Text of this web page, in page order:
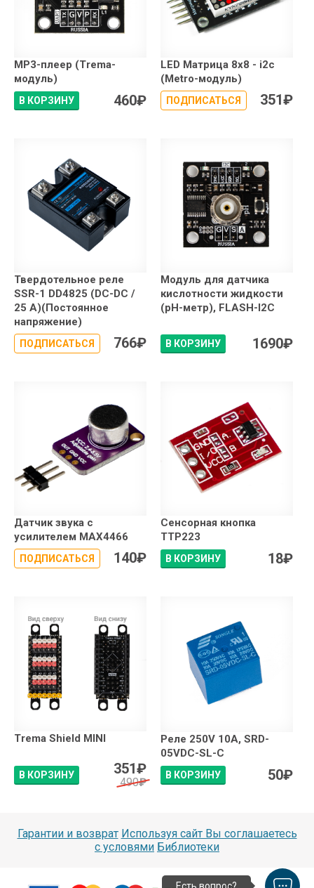
MP3-плеер (Trema-
модуль)
В КОРЗИНУ 460₽
LED Матрица 8x8 - i2c
(Metro-модуль)
ПОДПИСАТЬСЯ 351₽
Твердотельное реле
SSR-1 DD4825 (DC-DC /
25 А)(Постоянное
напряжение)
ПОДПИСАТЬСЯ 766₽
Модуль для датчика
кислотности жидкости
(pH-метр), FLASH-I2C
В КОРЗИНУ 1690₽
Датчик звука с
усилителем MAX4466
ПОДПИСАТЬСЯ 140₽
Сенсорная кнопка
TTP223
В КОРЗИНУ 18₽
Trema Shield MINI
В КОРЗИНУ 351₽
490₽
Реле 250V 10A, SRD-
05VDC-SL-C
В КОРЗИНУ 50₽
Гарантии и возврат Используя сайт Вы соглашаетесь
с условями Библиотеки